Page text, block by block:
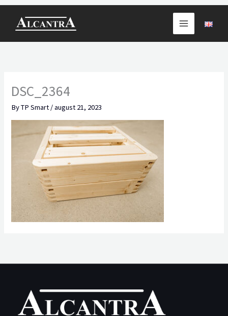
content
DSC_2364
ByTP Smart /august 21, 2023